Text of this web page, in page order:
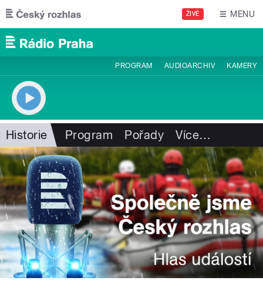
Přejít k hlavnímu obsahu
ŽIVĚ MENU
PROGRAM AUDIOARCHIV KAMERY
Historie Program Pořady Více…